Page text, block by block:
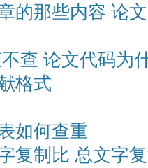
的那些内容 论
查 论文代码为
格式
如何查重
复制比 总文字